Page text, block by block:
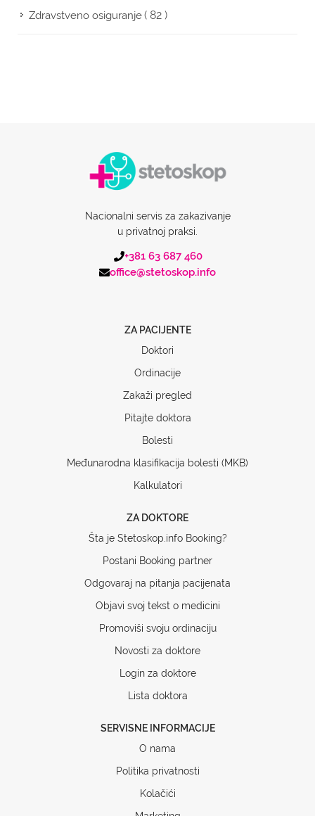
Zdravstveno osiguranje( 82 )
Nacionalni servis za zakazivanje
u privatnoj praksi.
+381 63 687 460
office@stetoskop.info
ZA PACIJENTE
Doktori
Ordinacije
Zakaži pregled
Pitajte doktora
Bolesti
Međunarodna klasifikacija bolesti (MKB)
Kalkulatori
ZA DOKTORE
Šta je Stetoskop.info Booking?
Postani Booking partner
Odgovaraj na pitanja pacijenata
Objavi svoj tekst o medicini
Promoviši svoju ordinaciju
Novosti za doktore
Login za doktore
Lista doktora
SERVISNE INFORMACIJE
O nama
Politika privatnosti
Kolačići